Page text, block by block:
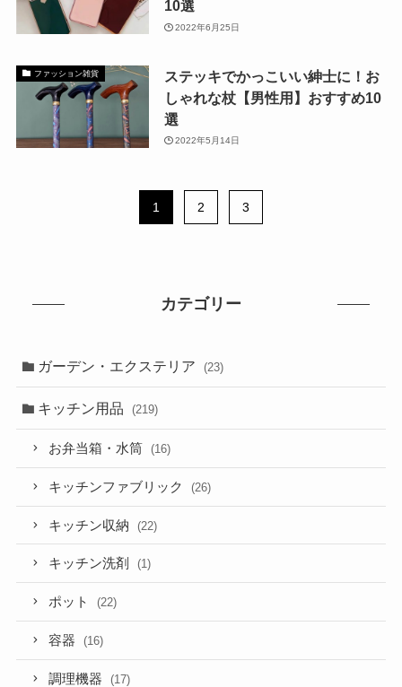
10選
2022年6月25日
ファッション雑貨
ステッキでかっこいい紳士に！お
しゃれな杖【男性用】おすすめ10
選
2022年5月14日
1 2 3
カテゴリー
ガーデン・エクステリア (23)
キッチン用品 (219)
お弁当箱・水筒 (16)
キッチンファブリック (26)
キッチン収納 (22)
キッチン洗剤 (1)
ポット (22)
容器 (16)
調理機器 (17)